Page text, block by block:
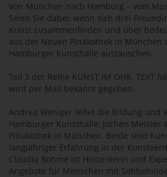
Von München nach Hamburg – vom
Seien Sie dabei, wenn sich drei
Kunst zusammenfinden und über
aus der Neuen Pinakothek in München
Hamburger Kunsthalle austauschen.
Teil 3 der Reihe KUNST IM OHR. TEXT
wird per Mail bekannt gegeben.
Andrea Weniger leitet die Bildung und
Hamburger Kunsthalle, Jochen Meister
Pinakothek in München. Beide sind
langjähriger Erfahrung in der
Claudia Böhme ist Historikerin und
Angebote für Menschen mit